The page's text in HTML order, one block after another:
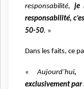
responsabilité, je
responsabilité,
50-50. »
Dans les faits, ce
«Aujourd’hui,
exclusivement par